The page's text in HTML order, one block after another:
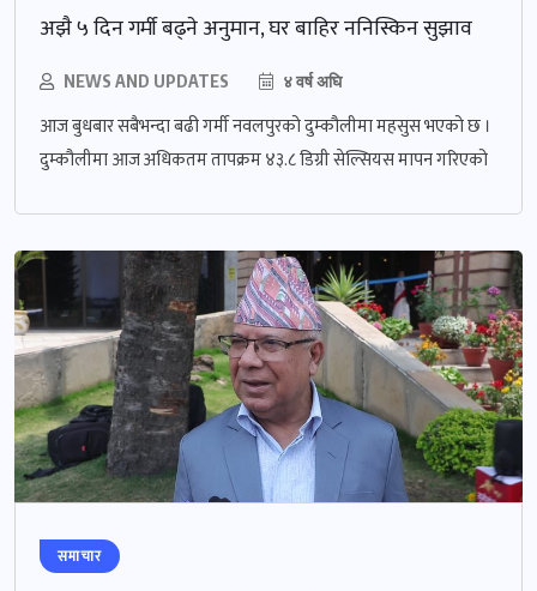
अझै ५ दिन गर्मी बढ्ने अनुमान, घर बाहिर ननिस्किन सुझाव
NEWS AND UPDATES ४ वर्ष अघि
आज बुधबार सबैभन्दा बढी गर्मी नवलपुरको दुम्कौलीमा महसुस भएको छ ।
दुम्कौलीमा आज अधिकतम तापक्रम ४३.८ डिग्री सेल्सियस मापन गरिएको
समाचार